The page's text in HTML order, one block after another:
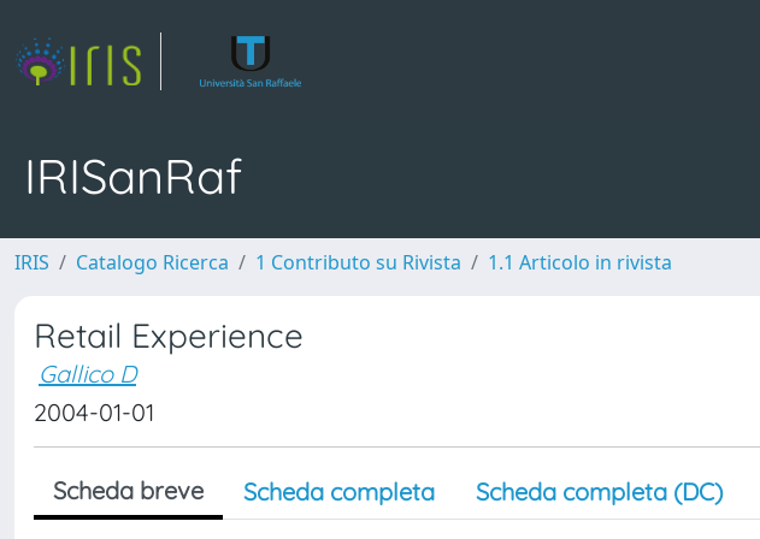
IRISanRaf
IRIS Catalogo Ricerca 1 Contributo su Rivista 1.1 Articolo in rivista
Retail Experience
Gallico D
2004-01-01
Scheda breve Scheda completa Scheda completa (DC)